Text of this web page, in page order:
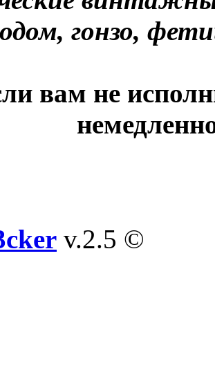
гонзо,
вам не
v.2.5 ©